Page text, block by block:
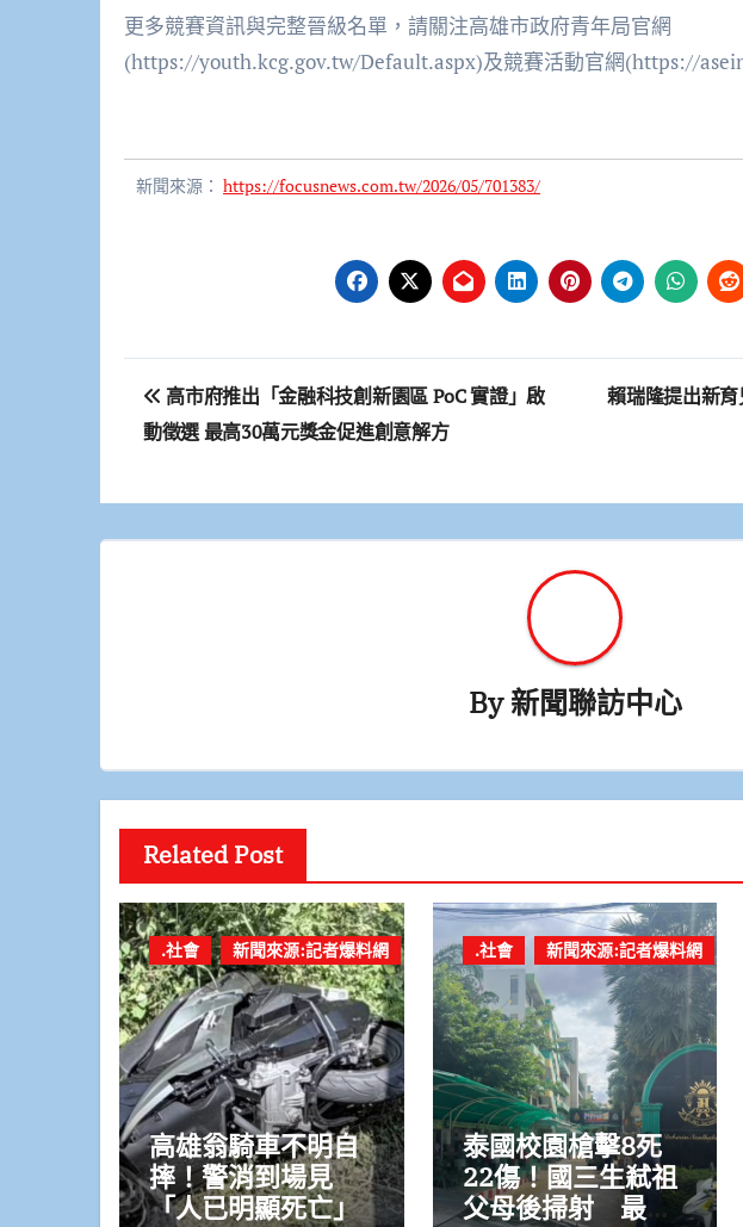
更多競賽資訊與完整晉級名單，請關注高雄市政府青年局官網
(https://youth.kcg.gov.tw/Default.aspx)及競賽活動官網(https://
新聞來源： https://focusnews.com.tw/2026/05/701383/
文
章
覽
高市府推出「金融科技創新園區 PoC 實證」啟
動徵選 最高30萬元獎金促進創意解方
賴瑞隆提出新
By新聞聯訪中心
Related Post
.社會 新聞來源:記者爆料網
高雄翁騎車不明自
摔！警消到場見
「人已明顯死亡」
.社會 新聞來源:記者爆料網
泰國校園槍擊8死
22傷！國三生弒祖
父母後掃射 最後